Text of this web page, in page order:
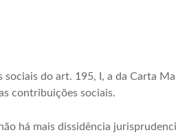
sociais do art. 195, I, a da Carta
contribuições sociais.
há mais dissidência